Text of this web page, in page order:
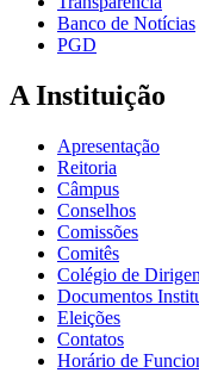
Banco de Notícias
PGD
A Instituição
Apresentação
Reitoria
Câmpus
Conselhos
Comissões
Comitês
Colégio de
Documentos
Eleições
Contatos
Horário de